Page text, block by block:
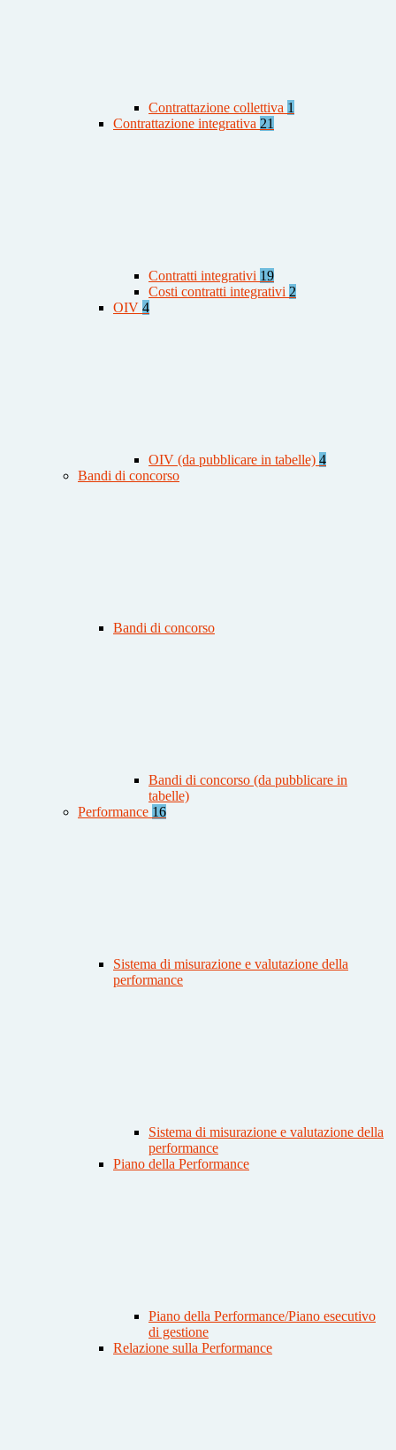
Contrattazione collettiva 1
Contrattazione integrativa 21
Contratti integrativi 19
Costi contratti integrativi 2
OIV 4
OIV (da pubblicare in tabelle) 4
Bandi di concorso
Bandi di concorso
Bandi di concorso (da pubblicare in
tabelle)
Performance 16
Sistema di misurazione e valutazione della
performance
Sistema di misurazione e valutazione della
performance
Piano della Performance
Piano della Performance/Piano esecutivo
di gestione
Relazione sulla Performance